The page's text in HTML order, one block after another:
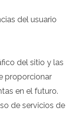
del usuario
del sitio y las
proporcionar
en el futuro.
de servicios de